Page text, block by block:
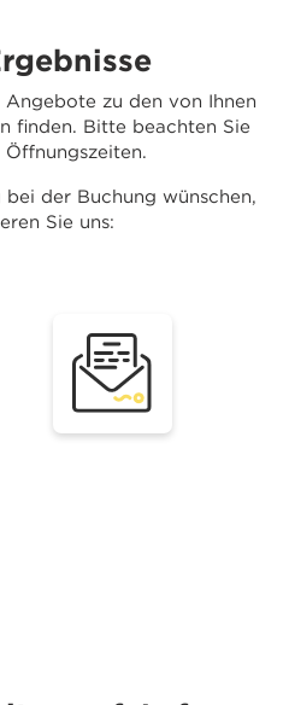
zu den von Ihnen
finden. Bitte beachten Sie
Öffnungszeiten.
der Buchung wünschen,
Sie uns: